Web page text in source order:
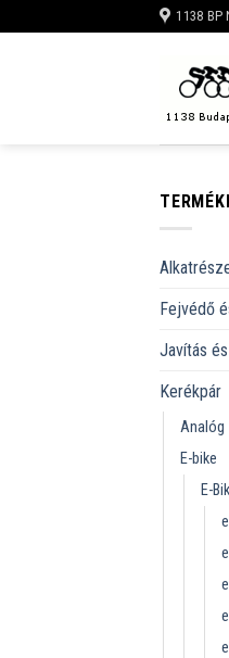
to
1138 BP
Fejvédő
Javítás
Kerékpár
Analóg
E-bike
E-